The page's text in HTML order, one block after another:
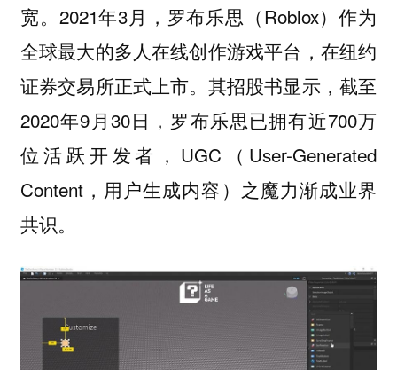
宽。2021年3月，罗布乐思（Roblox）作为
全球最大的多人在线创作游戏平台，在纽约
证券交易所正式上市。其招股书显示，截至
2020年9月30日，罗布乐思已拥有近700万
位活跃开发者，UGC（User-Generated
Content，用户生成内容）之魔力渐成业界
共识。